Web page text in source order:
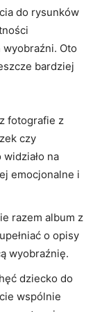
⁢do rysunków
Oto
bardziej
fotografie z
czy
na​
emocjonalne i
razem album ‌z
o‍ opisy
wyobraźnię.
dziecko do
wspólnie